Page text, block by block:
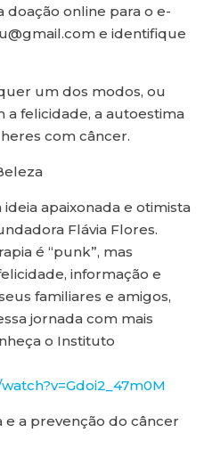
doação online para o e-
e identifique
um dos modos, ou
a felicidade, a autoestima
com câncer.
apaixonada e otimista
Flávia Flores.
é “punk”, mas
informação e
familiares e amigos,
jornada com mais
o Instituto
a prevenção do câncer